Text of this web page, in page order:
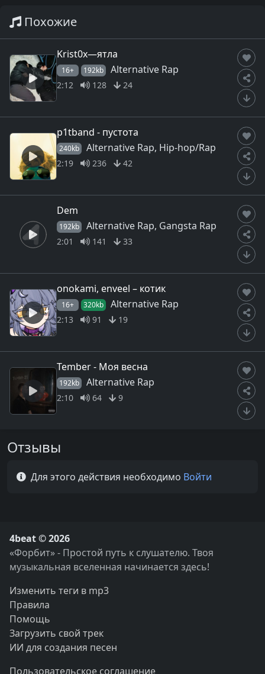
Похожие
Krist0x—ятла
16+ 192kb Alternative Rap
2:12 128 24
p1tband - пустота
240kb Alternative Rap, Hip-hop/Rap
2:19 236 42
Dem
192kb Alternative Rap, Gangsta Rap
2:01 141 33
onokami, enveel – котик
16+ 320kb Alternative Rap
2:13 91 19
Tember - Моя весна
192kb Alternative Rap
2:10 64 9
Отзывы
Для этого действия необходимо Войти
4beat © 2026
«Форбит» - Простой путь к слушателю. Твоя
музыкальная вселенная начинается здесь!
Изменить теги в mp3
Правила
Помощь
Загрузить свой трек
ИИ для создания песен
Пользовательское соглашение